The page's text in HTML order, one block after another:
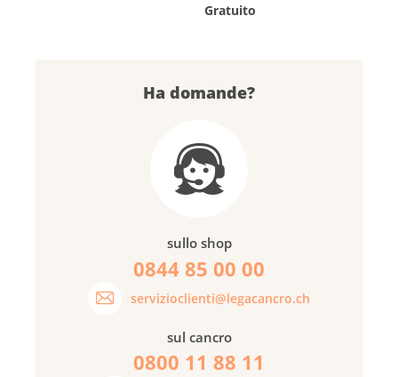
Gratuito
Ha domande?
sullo shop
0844 85 00 00
servizioclienti@legacancro.ch
sul cancro
0800 11 88 11